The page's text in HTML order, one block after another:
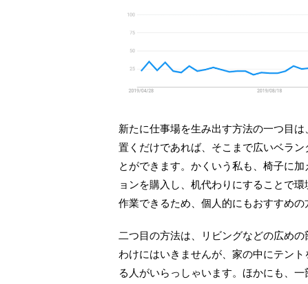
新たに仕事場を生み出す方法の一つ目
置くだけであれば、そこまで広いベラ
とができます。かくいう私も、椅子に
ョンを購入し、机代わりにすることで
作業できるため、個人的にもおすすめの
二つ目の方法は、リビングなどの広め
わけにはいきませんが、家の中にテン
る人がいらっしゃいます。ほかにも、